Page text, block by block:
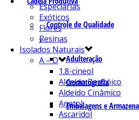
Controle de Qualidade
Adulteração
Cromatografia
Embalagens e
Especiarias
Exóticos
Flores
Resinas
Isolados Naturais
A – D
1.8-cineol
Aldeído Benzóico
Aldeído Cinâmico
Anetol
Ascaridol